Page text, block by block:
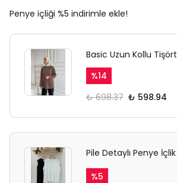
Penye içliği %5 indirimle ekle!
Basic Uzun Kollu Tişört
%14
₺ 698.37 ₺ 598.94
Pile Detaylı Penye İçlik
%5